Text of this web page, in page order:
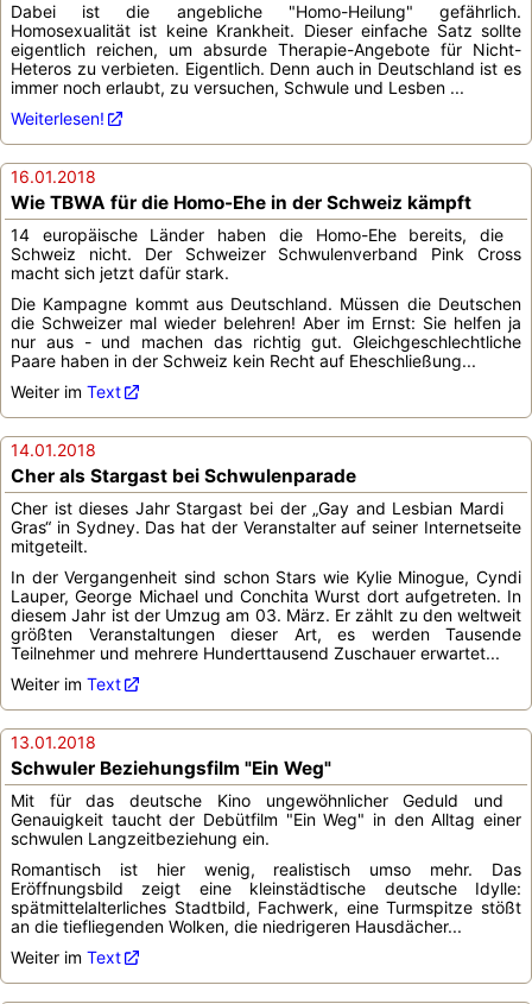
Dabei ist die angebliche "Homo-Heilung" gefährlich.
Homosexualität ist keine Krankheit. Dieser einfache Satz sollte
eigentlich reichen, um absurde Therapie-Angebote für Nicht-
Heteros zu verbieten. Eigentlich. Denn auch in Deutschland ist es
immer noch erlaubt, zu versuchen, Schwule und Lesben ...
Weiterlesen!
16.01.2018
Wie TBWA für die Homo-Ehe in der Schweiz kämpft
14 europäische Länder haben die Homo-Ehe bereits, die
Schweiz nicht. Der Schweizer Schwulenverband Pink Cross
macht sich jetzt dafür stark.
Die Kampagne kommt aus Deutschland. Müssen die Deutschen
die Schweizer mal wieder belehren! Aber im Ernst: Sie helfen ja
nur aus - und machen das richtig gut. Gleichgeschlechtliche
Paare haben in der Schweiz kein Recht auf Eheschließung...
Weiter im Text
14.01.2018
Cher als Stargast bei Schwulenparade
Cher ist dieses Jahr Stargast bei der „Gay and Lesbian Mardi
Gras“ in Sydney. Das hat der Veranstalter auf seiner Internetseite
mitgeteilt.
In der Vergangenheit sind schon Stars wie Kylie Minogue, Cyndi
Lauper, George Michael und Conchita Wurst dort aufgetreten. In
diesem Jahr ist der Umzug am 03. März. Er zählt zu den weltweit
größten Veranstaltungen dieser Art, es werden Tausende
Teilnehmer und mehrere Hunderttausend Zuschauer erwartet...
Weiter im Text
13.01.2018
Schwuler Beziehungsfilm "Ein Weg"
Mit für das deutsche Kino ungewöhnlicher Geduld und
Genauigkeit taucht der Debütfilm "Ein Weg" in den Alltag einer
schwulen Langzeitbeziehung ein.
Romantisch ist hier wenig, realistisch umso mehr. Das
Eröffnungsbild zeigt eine kleinstädtische deutsche Idylle:
spätmittelalterliches Stadtbild, Fachwerk, eine Turmspitze stößt
an die tiefliegenden Wolken, die niedrigeren Hausdächer...
Weiter im Text